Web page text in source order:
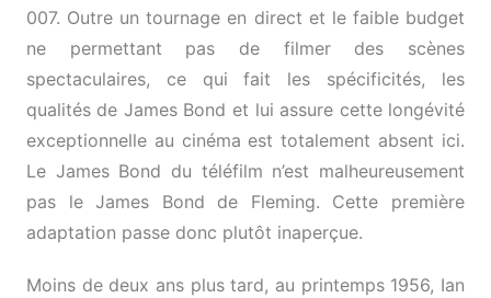
007. Outre un tournage en direct et le faible budget
ne permettant pas de filmer des scènes
spectaculaires, ce qui fait les spécificités, les
qualités de James Bond et lui assure cette longévité
exceptionnelle au cinéma est totalement absent ici.
Le James Bond du téléfilm n’est malheureusement
pas le James Bond de Fleming. Cette première
adaptation passe donc plutôt inaperçue.
Moins de deux ans plus tard, au printemps 1956, Ian